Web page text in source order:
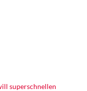
superschnellen